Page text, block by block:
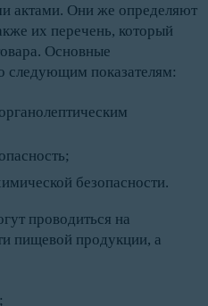
актами. Они же определяют
их перечень, который
Основные
следующим показателям:
безопасности.
проводиться на
пищевой продукции, а